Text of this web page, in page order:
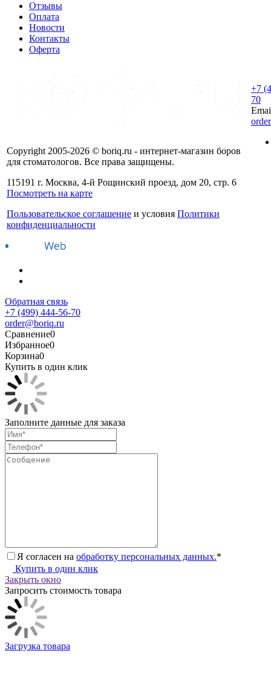
Отзывы
Оплата
Новости
Контакты
Оферта
Copyright 2005-2026 © boriq.ru - интернет-магазин боров
для стоматологов. Все права защищены.
115191 г. Москва, 4-й Рощинский проезд, дом 20, стр. 6
Посмотреть на карте
Пользовательское соглашение и условия Политики
конфиденциальности
+7
70
Обратная связь
+7 (499) 444-56-70
order@boriq.ru
Сравнение0
Избранное0
Корзина0
Купить в один клик
Заполните данные для заказа
Я согласен на обработку персональных данных.*
Купить в один клик
Закрыть окно
Запросить стоимость товара
Загрузка товара